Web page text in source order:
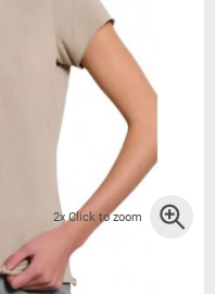
2x Click to zoom